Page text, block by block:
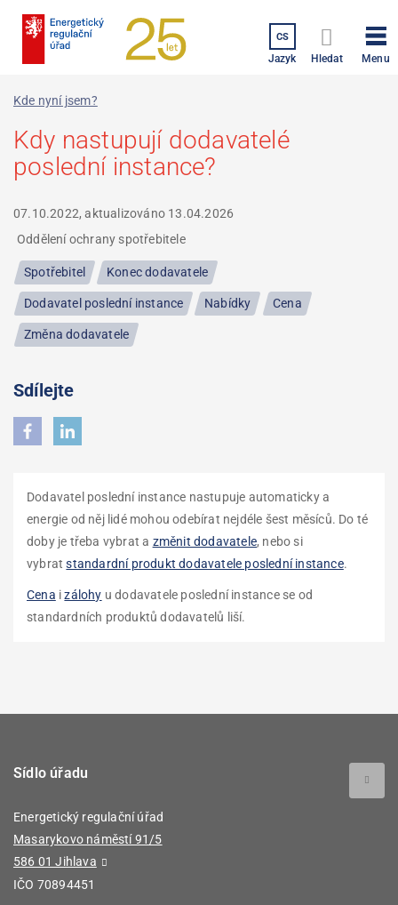
CS
Jazyk Hledat Menu
Kde nyní jsem?
Kdy nastupují dodavatelé
poslední instance?
07.10.2022, aktualizováno 13.04.2026
Oddělení ochrany spotřebitele
Spotřebitel Konec dodavatele
Dodavatel poslední instance Nabídky Cena
Změna dodavatele
Dodavatel poslední instance nastupuje automaticky a
energie od něj lidé mohou odebírat nejdéle šest měsíců. Do té
doby je třeba vybrat a změnit dodavatele, nebo si
vybratstandardní produkt dodavatele poslední instance.
Cena izálohy u dodavatele poslední instance se od
standardních produktů dodavatelů liší.
Sdílejte
Sídlo úřadu
Energetický regulační úřad
Masarykovo náměstí 91/5
586 01 Jihlava
IČO 70894451